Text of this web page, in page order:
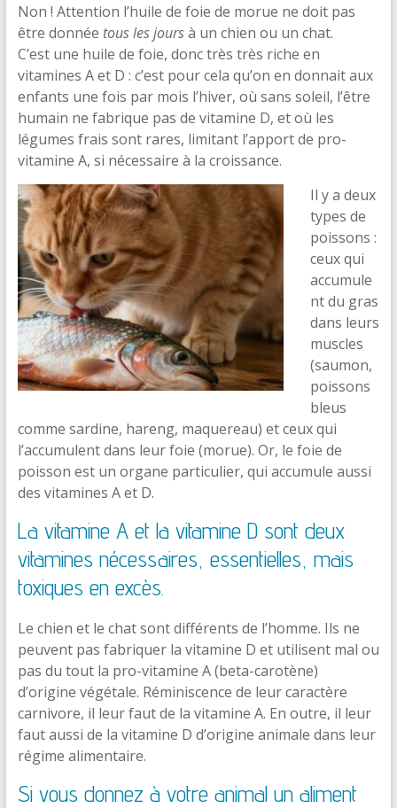
Non ! Attention l’huile de foie de morue ne doit pas
être donnée tous les joursà un chien ou un chat.
C’est une huile de foie, donc très très riche en
vitamines A et D : c’est pour cela qu’on en donnait aux
enfants une fois par mois l’hiver, où sans soleil, l’être
humain ne fabrique pas de vitamine D, et où les
légumes frais sont rares, limitant l’apport de pro-
vitamine A, si nécessaire à la croissance.
Il y a deux
types de
poissons :
ceux qui
accumule
nt du gras
dans leurs
muscles
(saumon,
poissons
bleus
comme sardine, hareng, maquereau) et ceux qui
l’accumulent dans leur foie (morue). Or, le foie de
poisson est un organe particulier, qui accumule aussi
des vitamines A et D.
La vitamine A et la vitamine D sont deux
vitamines nécessaires, essentielles, mais
toxiques en excès.
Le chien et le chat sont différents de l’homme. Ils ne
peuvent pas fabriquer la vitamine D et utilisent mal ou
pas du tout la pro-vitamine A (beta-carotène)
d’origine végétale. Réminiscence de leur caractère
carnivore, il leur faut de la vitamine A. En outre, il leur
faut aussi de la vitamine D d’origine animale dans leur
régime alimentaire.
Si vous donnez à votre animal un aliment